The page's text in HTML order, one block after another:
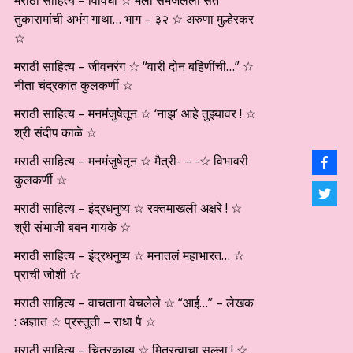
तुकारामांची अभंग गाथा… भाग – ३२ ☆ अरुणा मुल्हेरकर
☆
मराठी साहित्य – जीवनरंग ☆ “वारी दोन बहिणींची…” ☆
नीता चंद्रकांत कुलकर्णी ☆
मराठी साहित्य – मनमंजुषेतून ☆ ‘नाझ’ आहे तुझ्यावर ! ☆
श्री संदीप काळे ☆
मराठी साहित्य – मनमंजुषेतून ☆ मैत्री- – -☆ विभावरी
कुलकर्णी ☆
मराठी साहित्य – इंद्रधनुष्य ☆ रक्तमाखली अक्षरे ! ☆
श्री संभाजी बबन गायके ☆
मराठी साहित्य – इंद्रधनुष्य ☆ मनातलं महाभारत… ☆
प्राची जोशी ☆
मराठी साहित्य – वाचताना वेचलेले ☆ “आई…” – लेखक
: अज्ञात ☆ प्रस्तुती – राधा पै ☆